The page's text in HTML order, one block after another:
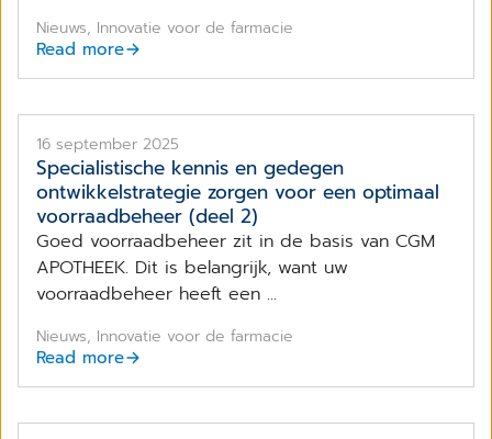
Nieuws, Innovatie voor de farmacie
Read more
16 september 2025
Specialistische kennis en gedegen
ontwikkelstrategie zorgen voor een optimaal
voorraadbeheer (deel 2)
Goed voorraadbeheer zit in de basis van CGM
APOTHEEK. Dit is belangrijk, want uw
voorraadbeheer heeft een ...
Nieuws, Innovatie voor de farmacie
Read more